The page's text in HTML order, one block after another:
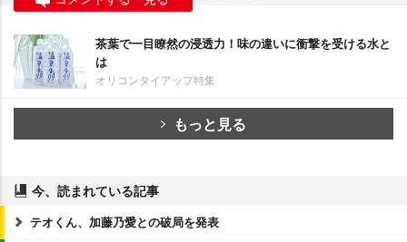
茶葉で一目瞭然の浸透力！味の違いに衝撃を受ける水と
は
オリコンタイアップ特集
もっと見る
今、読まれている記事
テオくん、加藤乃愛との破局を発表